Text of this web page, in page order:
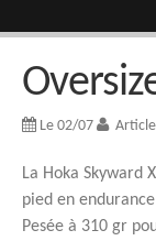
Le 02/07
La Hoka Skyward
pied en
Pesée à 310 gr